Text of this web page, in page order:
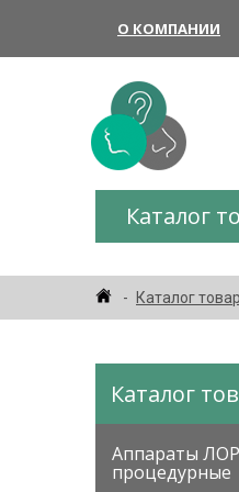
О КОМПАНИИ
Каталог
Каталог
Каталог
Аппараты ЛОР
процедурные